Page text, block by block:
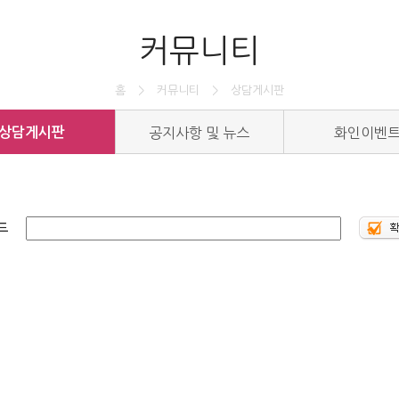
커뮤니티
홈 > 커뮤니티 > 상담게시판
담게시판 공지사항 및 뉴스 화인이벤